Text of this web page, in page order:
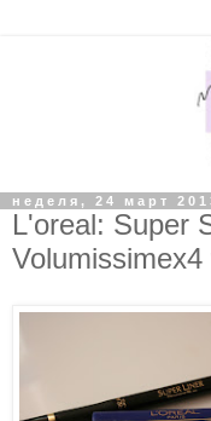
неделя, 24 март
L'oreal: Super